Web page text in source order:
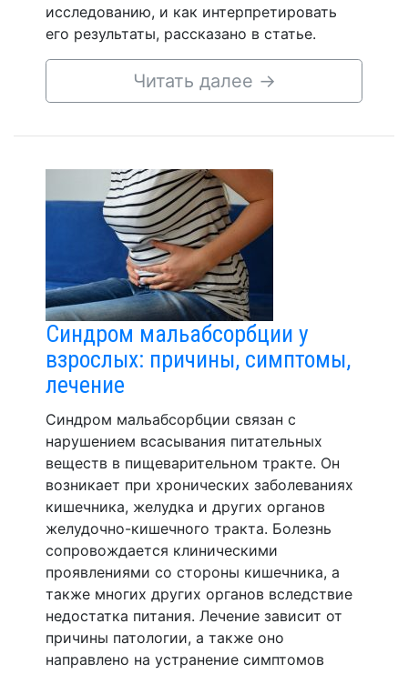
исследованию, и как интерпретировать
его результаты, рассказано в статье.
Читать далее →
Синдром мальабсорбции у
взрослых: причины, симптомы,
лечение
Синдром мальабсорбции связан с
нарушением всасывания питательных
веществ в пищеварительном тракте. Он
возникает при хронических заболеваниях
кишечника, желудка и других органов
желудочно-кишечного тракта. Болезнь
сопровождается клиническими
проявлениями со стороны кишечника, а
также многих других органов вследствие
недостатка питания. Лечение зависит от
причины патологии, а также оно
направлено на устранение симптомов